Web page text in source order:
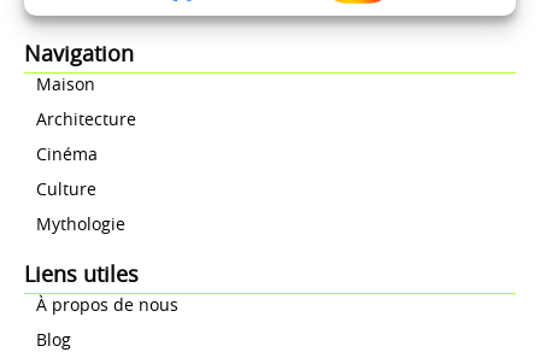
Navigation
Maison
Architecture
Cinéma
Culture
Mythologie
Liens utiles
À propos de nous
Blog